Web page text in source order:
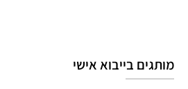
מותגים בייבוא אישי